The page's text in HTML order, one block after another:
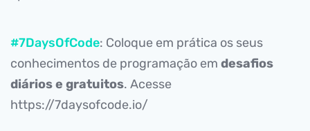
#7DaysOfCode: Coloque em prática os seus
conhecimentos de programação em desafios
diários e gratuitos. Acesse
https://7daysofcode.io/